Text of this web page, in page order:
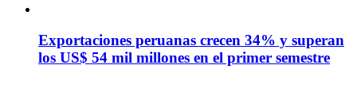
Exportaciones peruanas crecen 34% y superan
los US$ 54 mil millones en el primer semestre